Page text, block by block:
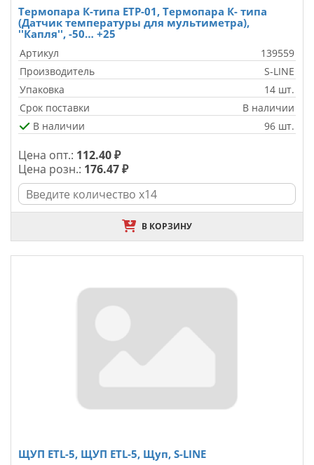
Термопара К-типа ETP-01, Термопара К- типа
(Датчик температуры для мультиметра),
''Капля'', -50… +25
Артикул
139559
Производитель
S-LINE
Упаковка
14 шт.
Срок поставки
В наличии
В наличии
96 шт.
Цена опт.: 112.40 ₽
Цена розн.: 176.47 ₽
В КОРЗИНУ
ЩУП ETL-5, ЩУП ETL-5, Щуп, S-LINE